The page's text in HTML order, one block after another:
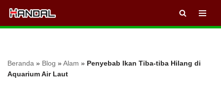
Lompat
Beranda » Blog »Alam » Penyebab Ikan Tiba-tiba Hilang di
Aquarium Air Laut